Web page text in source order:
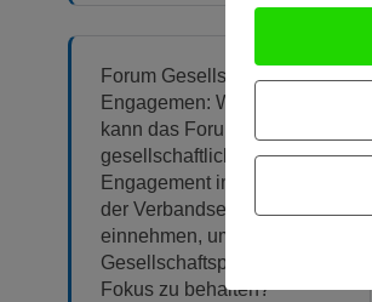
Forum Gesellschaftliches
Engagemen: Welchen Platz
kann das Forum
gesellschaftliches
Engagement im Rahmen
der Verbandsentwicklung
einnehmen, um das Thema
Gesellschaftspolitik im
Fokus zu behalten?